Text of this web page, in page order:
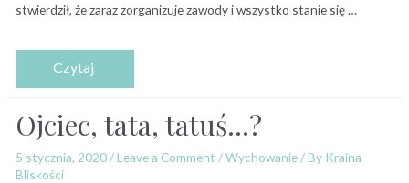
stwierdził, że zaraz zorganizuje zawody i wszystko stanie się …
Ojciec, tata, tatuś…?
5 stycznia, 2020/Leave a Comment /Wychowanie/ By Kraina
Bliskości